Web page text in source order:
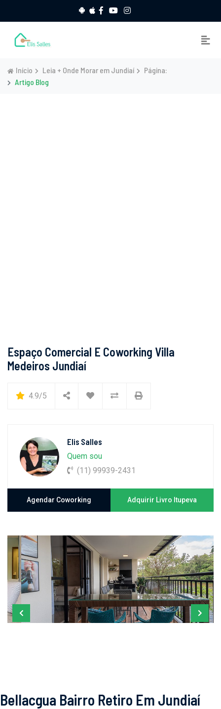
Início Leia + Onde Morar em Jundiaí
Página:
Artigo Blog
Espaço Comercial E Coworking Villa
Medeiros Jundiaí
4.9/5
Elis Salles
Quem sou
(11) 99939-2431
Agendar Coworking Adquirir Livro Itupeva
Bellacgua Bairro Retiro Em Jundiaí